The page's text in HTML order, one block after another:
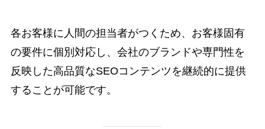
各お客様に人間の担当者がつくため、お客様固有
の要件に個別対応し、会社のブランドや専門性を
反映した高品質なSEOコンテンツを継続的に提供
することが可能です。